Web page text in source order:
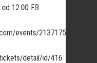
12:00 FB
events/213717560524316
detail/id/416